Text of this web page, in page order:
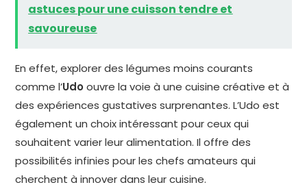
astuces pour une cuisson tendre et
savoureuse
En effet, explorer des légumes moins courants
comme l’Udoouvre la voie à une cuisine créative et à
des expériences gustatives surprenantes. L’Udo est
également un choix intéressant pour ceux qui
souhaitent varier leur alimentation. Il offre des
possibilités infinies pour les chefs amateurs qui
cherchent à innover dans leur cuisine.